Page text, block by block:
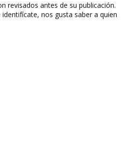
revisados antes de su publicación.
nos gusta saber a quien